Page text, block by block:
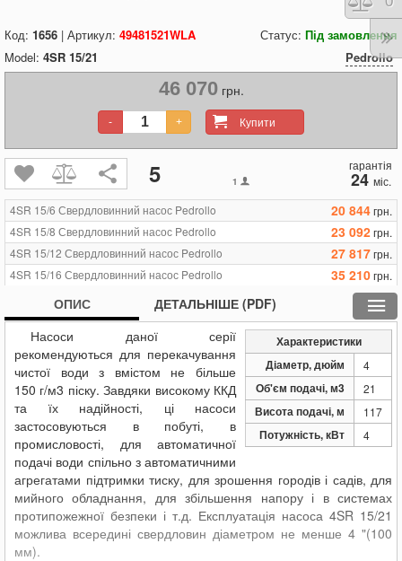
Код: 1656 | Артикул: 49481521WLA Статус: Під замовлення
Model: 4SR 15/21 Pedrollo
46 070грн.
Купити
- +
5 1
гарантія
24 міс.
4SR 15/6 Свердловинний насос Pedrollo
20 844грн.
4SR 15/8 Свердловинний насос Pedrollo
23 092грн.
4SR 15/12 Свердловинний насос Pedrollo
27 817грн.
4SR 15/16 Свердловинний насос Pedrollo
35 210грн.
46 070грн.
4SR 15/29 Свердловинний насос Pedrollo
56 054грн.
4SR 15/39 Свердловинний насос Pedrollo
70 783
ОПИС ДЕТАЛЬНІШЕ (PDF)
Характеристики
Діаметр, дюйм
4
Об'єм подачі, м3 21
Висота подачі, м 117
Потужність, кВт 4
Насоси даної серії
рекомендуються для перекачування
чистої води з вмістом не більше
150 г/м3 піску. Завдяки високому ККД
та їх надійності, ці насоси
застосовуються в побуті, в
промисловості, для автоматичної
подачі води спільно з автоматичними
агрегатами підтримки тиску, для зрошення городів і садів, для
мийного обладнання, для збільшення напору і в системах
протипожежної безпеки і т.д. Експлуатація насоса 4SR 15/21
можлива всередині свердловин діаметром не менше 4 "(100
мм).